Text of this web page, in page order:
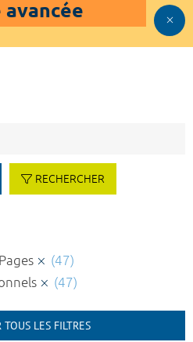
avancée
RECHERCHER
(47)
(47)
TOUS LES FILTRES